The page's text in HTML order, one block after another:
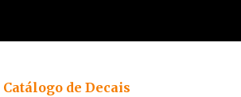
Catálogo de Decais